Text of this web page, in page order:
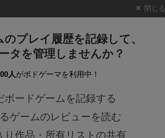
閉じる
プレイ履歴を記録して、
タを管理しませんか？
人がボドゲーマを利用中！
ボードゲームを記録する
ゲームのレビューを読む
り作品・所有リストの共有
新作・再入荷情報